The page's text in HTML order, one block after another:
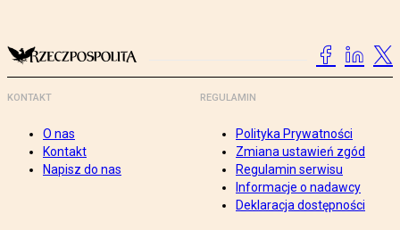
KONTAKT
O nas
Kontakt
Napisz do nas
REGULAMIN
Polityka Prywatności
Zmiana ustawień zgód
Regulamin serwisu
Informacje o nadawcy
Deklaracja dostępności